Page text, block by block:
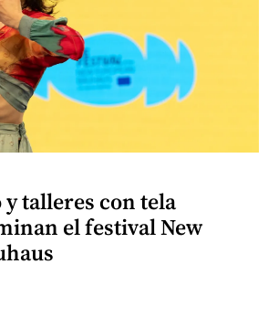
talleres con tela
el festival New